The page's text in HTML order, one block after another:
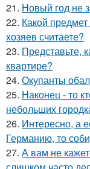
21. Новый год не
22. Какой
хозяев считаете?
23. Представьте,
квартире?
24. Окупанты
25. Наконец - то
небольших
26. Интересно, а
Германию, то
27. А вам не